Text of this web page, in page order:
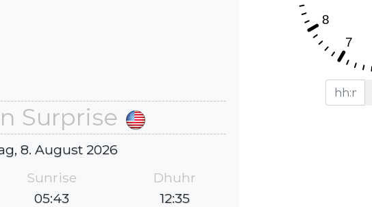
Surprise
8. August 2026
Sunrise
05:43
Dhuhr
12:35